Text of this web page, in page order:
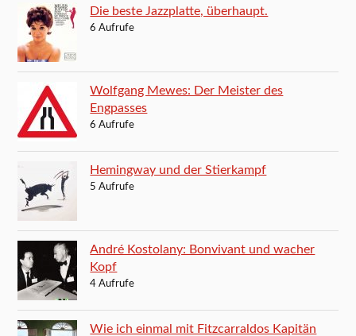
Die beste Jazzplatte, überhaupt.
6 Aufrufe
Wolfgang Mewes: Der Meister des
Engpasses
6 Aufrufe
Hemingway und der Stierkampf
5 Aufrufe
André Kostolany: Bonvivant und wacher
Kopf
4 Aufrufe
Wie ich einmal mit Fitzcarraldos Kapitän